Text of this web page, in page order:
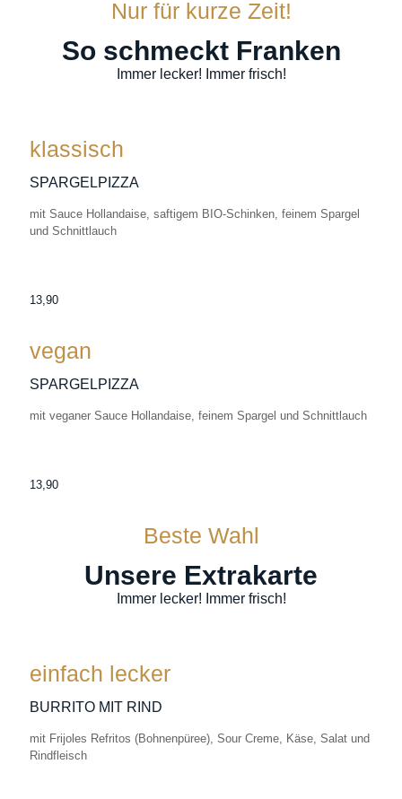
Nur für kurze Zeit!
So schmeckt Franken
Immer lecker! Immer frisch!
klassisch
SPARGELPIZZA
mit Sauce Hollandaise, saftigem BIO-Schinken, feinem Spargel
und Schnittlauch
13,90
vegan
SPARGELPIZZA
mit veganer Sauce Hollandaise, feinem Spargel und Schnittlauch
13,90
Beste Wahl
Unsere Extrakarte
Immer lecker! Immer frisch!
einfach lecker
BURRITO MIT RIND
mit Frijoles Refritos (Bohnenpüree), Sour Creme, Käse, Salat und
Rindfleisch